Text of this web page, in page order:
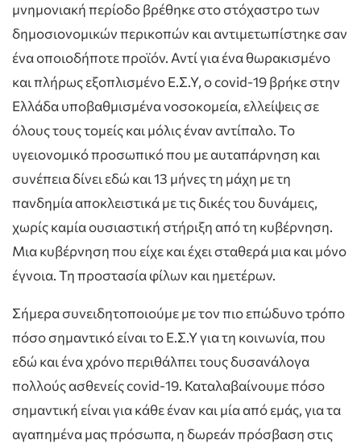
μνημονιακή περίοδο βρέθηκε στο στόχαστρο των
δημοσιονομικών περικοπών και αντιμετωπίστηκε σαν
ένα οποιοδήποτε προϊόν. Αντί για ένα θωρακισμένο
και πλήρως εξοπλισμένο Ε.Σ.Υ, ο covid-19 βρήκε στην
Ελλάδα υποβαθμισμένα νοσοκομεία, ελλείψεις σε
όλους τους τομείς και μόλις έναν αντίπαλο. Το
υγειονομικό προσωπικό που με αυταπάρνηση και
συνέπεια δίνει εδώ και 13 μήνες τη μάχη με τη
πανδημία αποκλειστικά με τις δικές του δυνάμεις,
χωρίς καμία ουσιαστική στήριξη από τη κυβέρνηση.
Μια κυβέρνηση που είχε και έχει σταθερά μια και μόνο
έγνοια. Τη προστασία φίλων και ημετέρων.
Σήμερα συνειδητοποιούμε με τον πιο επώδυνο τρόπο
πόσο σημαντικό είναι το Ε.Σ.Υ για τη κοινωνία, που
εδώ και ένα χρόνο περιθάλπει τους δυσανάλογα
πολλούς ασθενείς covid-19. Καταλαβαίνουμε πόσο
σημαντική είναι για κάθε έναν και μία από εμάς, για τα
αγαπημένα μας πρόσωπα, η δωρεάν πρόσβαση στις